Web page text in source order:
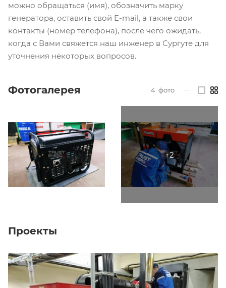
можно обращаться (имя), обозначить марку
генератора, оставить свой E-mail, а также свои
контакты (номер телефона), после чего ожидать,
когда с Вами свяжется наш инженер в Сургуте для
уточнения некоторых вопросов.
Фотогалерея 4 фото
Проекты